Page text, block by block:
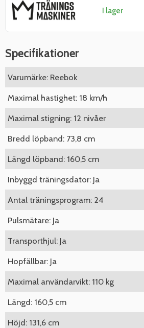
I lager
Specifikationer
Varumärke: Reebok
Maximal hastighet: 18 km/h
Maximal stigning: 12 nivåer
Bredd löpband: 73,8 cm
Längd löpband: 160,5 cm
Inbyggd träningsdator: Ja
Antal träningsprogram: 24
Pulsmätare: Ja
Transporthjul: Ja
Hopfällbar: Ja
Maximal användarvikt: 110 kg
Längd: 160,5 cm
Höjd: 131,6 cm